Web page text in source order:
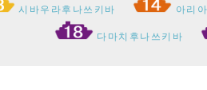
시바우라후나쓰키바 아리
다마치후나쓰키바